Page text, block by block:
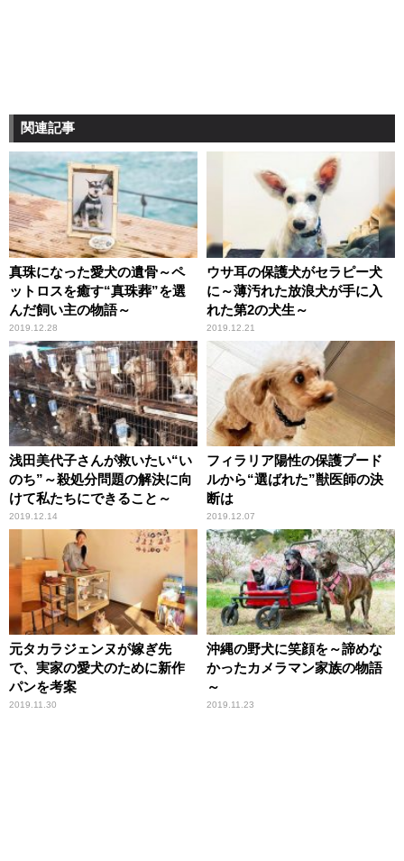
関連記事
真珠になった愛犬の遺骨～ペ
ットロスを癒す“真珠葬”を選
んだ飼い主の物語～
2019.12.28
ウサ耳の保護犬がセラピー犬
に～薄汚れた放浪犬が手に入
れた第2の犬生～
2019.12.21
浅田美代子さんが救いたい“い
のち”～殺処分問題の解決に向
けて私たちにできること～
2019.12.14
フィラリア陽性の保護プード
ルから“選ばれた”獣医師の決
断は
2019.12.07
元タカラジェンヌが嫁ぎ先
で、実家の愛犬のために新作
パンを考案
2019.11.30
沖縄の野犬に笑顔を～諦めな
かったカメラマン家族の物語
～
2019.11.23